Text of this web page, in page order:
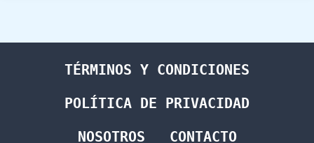
TÉRMINOS Y CONDICIONES
POLÍTICA DE PRIVACIDAD
NOSOTROS
CONTACTO